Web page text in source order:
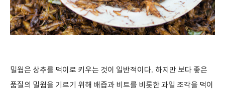
밀웜은 상추를 먹이로 키우는 것이 일반적이다. 하지만 보다 좋은
품질의 밀웜을 기르기 위해 배즙과 비트를 비롯한 과일 조각을 먹이